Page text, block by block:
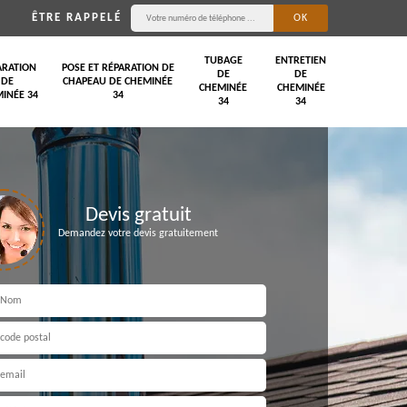
ÊTRE RAPPELÉ
DE
34
POSE ET RÉPARATION DE
CHAPEAU DE CHEMINÉE
34
TUBAGE
DE
CHEMINÉE
34
ENTRETIEN
DE
CHEMINÉE
34
Devis gratuit
Demandez votre devis gratuitement